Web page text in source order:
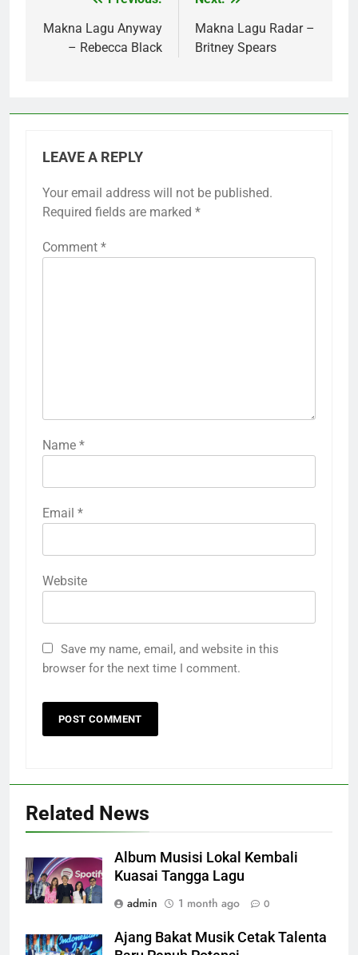
navigation
Makna Lagu Anyway
– Rebecca Black
Makna Lagu Radar –
Britney Spears
LEAVE A REPLY
Your email address will not be published.
Required fields are marked *
Comment *
Name *
Email *
Website
Save my name, email, and website in this
browser for the next time I comment.
Related News
Album Musisi Lokal Kembali
Kuasai Tangga Lagu
admin
1 month ago 0
Ajang Bakat Musik Cetak Talenta